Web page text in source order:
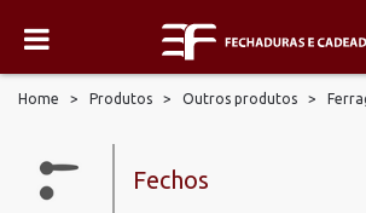
Home > Produtos > Outros produtos >
Fechos